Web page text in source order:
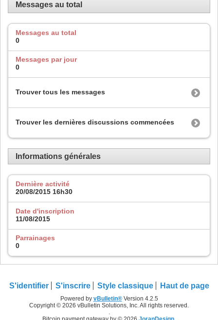
Messages au total
Messages au total
0
Messages par jour
0
Trouver tous les messages
Trouver les dernières discussions commencées
Informations générales
Dernière activité
20/08/2015 16h30
Date d'inscription
11/08/2015
Parrainages
0
S'identifier S'inscrire Style classique Haut de page
Powered by vBulletin®Version 4.2.5
Copyright © 2026 vBulletin Solutions, Inc. All rights reserved.
.